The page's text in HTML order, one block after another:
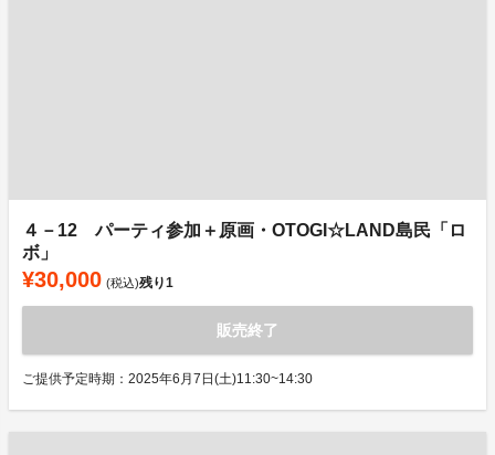
４－12 パーティ参加＋原画・OTOGI☆LAND島民「ロ
ボ」
¥30,000 (税込)残り1
販売終了
ご提供予定時期：2025年6月7日(土)11:30~14:30